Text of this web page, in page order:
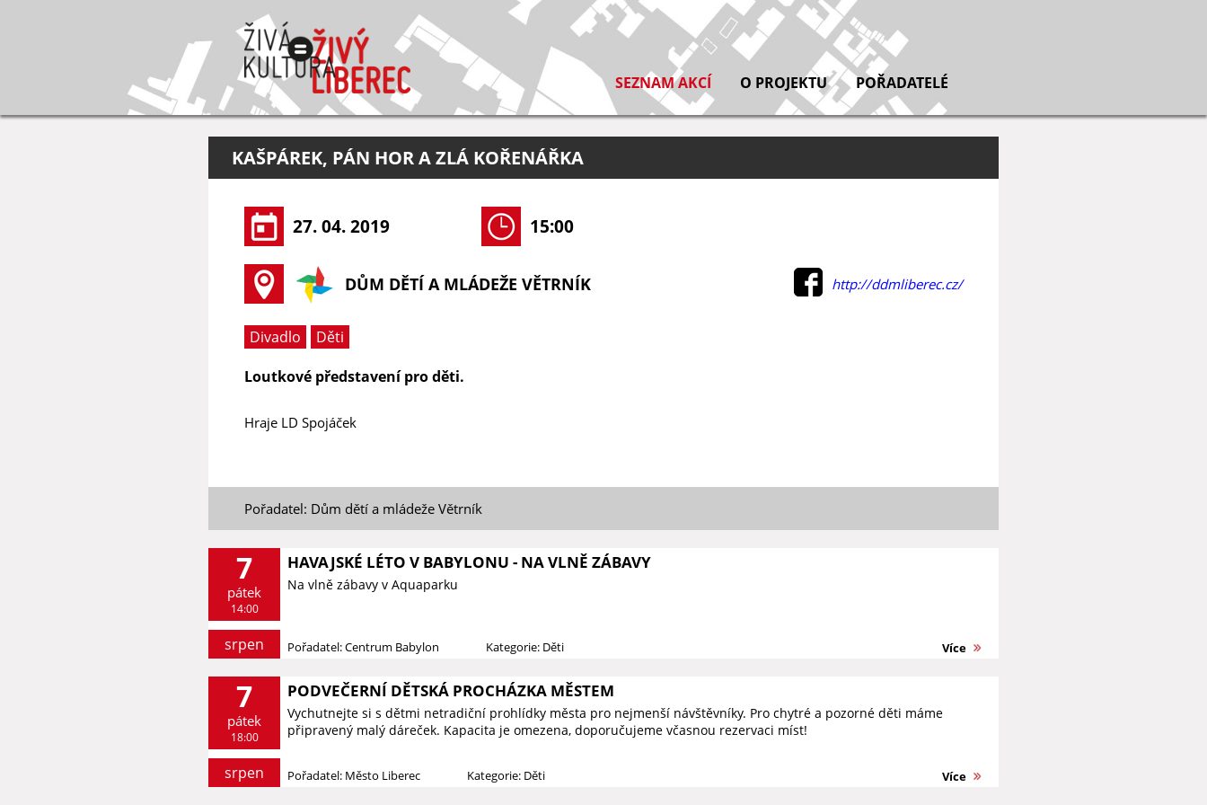
SEZNAM AKCÍ O PROJEKTU POŘADATELÉ
KAŠPÁREK, PÁN HOR A ZLÁ KOŘENÁŘKA
27. 04. 2019 15:00
DŮM DĚTÍ A MLÁDEŽE VĚTRNÍK http://ddmliberec.cz/
Divadlo
Děti
Loutkové představení pro děti.
Hraje LD Spojáček
Pořadatel: Dům dětí a mládeže Větrník
7
pátek
14:00
srpen
HAVAJSKÉ LÉTO V BABYLONU - NA VLNĚ ZÁBAVY
Na vlně zábavy v Aquaparku
Pořadatel: Centrum Babylon Kategorie: Děti Více
7
pátek
18:00
srpen
PODVEČERNÍ DĚTSKÁ PROCHÁZKA MĚSTEM
Vychutnejte si s dětmi netradiční prohlídky města pro nejmenší návštěvníky. Pro chytré a pozorné děti máme
připravený malý dáreček. Kapacita je omezena, doporučujeme včasnou rezervaci míst!
Pořadatel: Město Liberec Kategorie: Děti Více